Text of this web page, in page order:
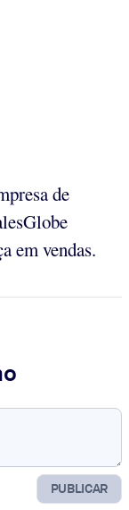
de
em vendas.
PUBLICAR